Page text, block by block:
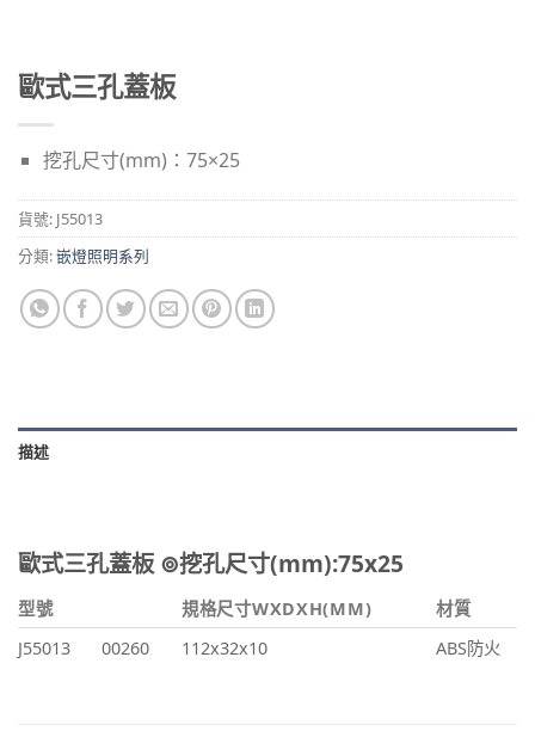
歐式三孔蓋板
挖孔尺寸(mm)：75×25
貨號: J55013
分類:嵌燈照明系列
描述
歐式三孔蓋板 ⊚挖孔尺寸(mm):75x25
型號 規格尺寸WXDXH(MM)
材質
J55013
00260 112x32x10 ABS防火